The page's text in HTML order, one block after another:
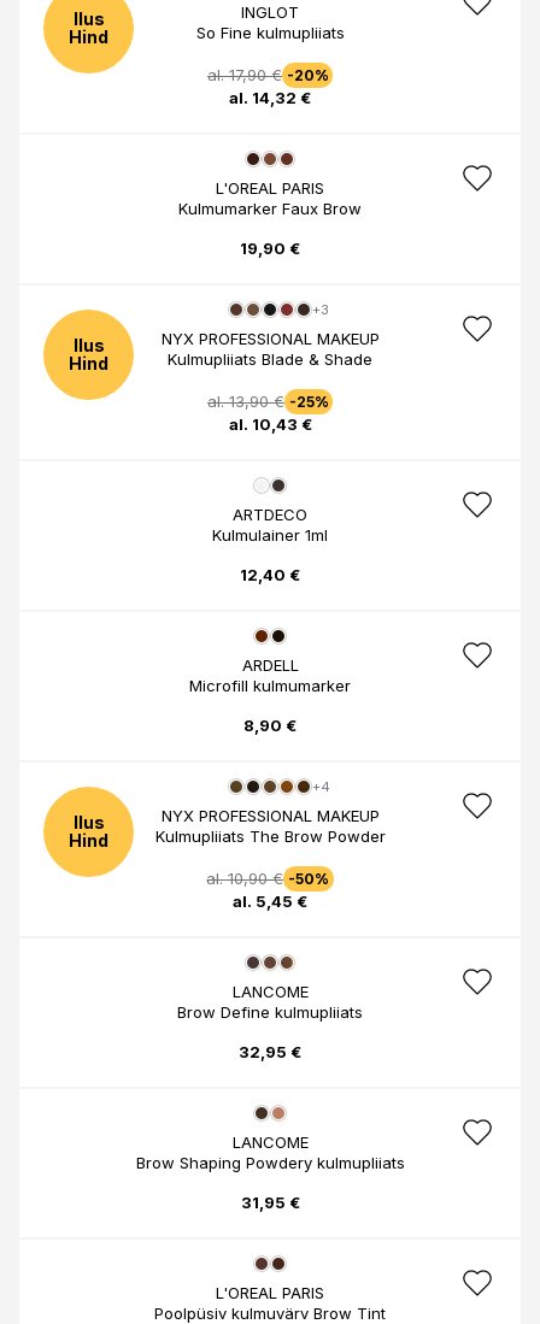
Ilus
Hind
INGLOT
So Fine kulmupliiats
al. 17,90 € -20%
al. 14,32 €
L'OREAL PARIS
Kulmumarker Faux Brow
19,90 €
Ilus
Hind
+3
NYX PROFESSIONAL MAKEUP
Kulmupliiats Blade & Shade
al. 13,90 € -25%
al. 10,43 €
ARTDECO
Kulmulainer 1ml
12,40 €
ARDELL
Microfill kulmumarker
8,90 €
Ilus
Hind
+4
NYX PROFESSIONAL MAKEUP
Kulmupliiats The Brow Powder
al. 10,90 € -50%
al. 5,45 €
LANCOME
Brow Define kulmupliiats
32,95 €
LANCOME
Brow Shaping Powdery kulmupliiats
31,95 €
L'OREAL PARIS
Poolpüsiv kulmuvärv Brow Tint